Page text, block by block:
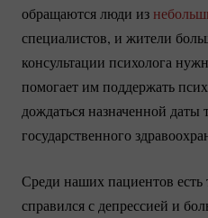
обращаются люди из
специалистов, и жители
консультации психолога
помогает им поддержать
дождаться назначенной
государственного
Среди наших пациентов есть
справился с депрессией и